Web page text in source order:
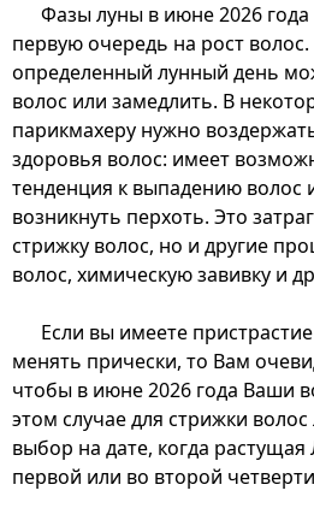
Фазы луны в июне 2026 года
первую очередь на рост
определенный лунный день
волос или замедлить. В
парикмахеру нужно
здоровья волос: имеет
тенденция к выпадению волос
возникнуть перхоть. Это
стрижку волос, но и другие
волос, химическую завивку и
Если вы имеете
менять прически, то Вам
чтобы в июне 2026 года Ваши
этом случае для стрижки
выбор на дате, когда растущая
первой или во второй